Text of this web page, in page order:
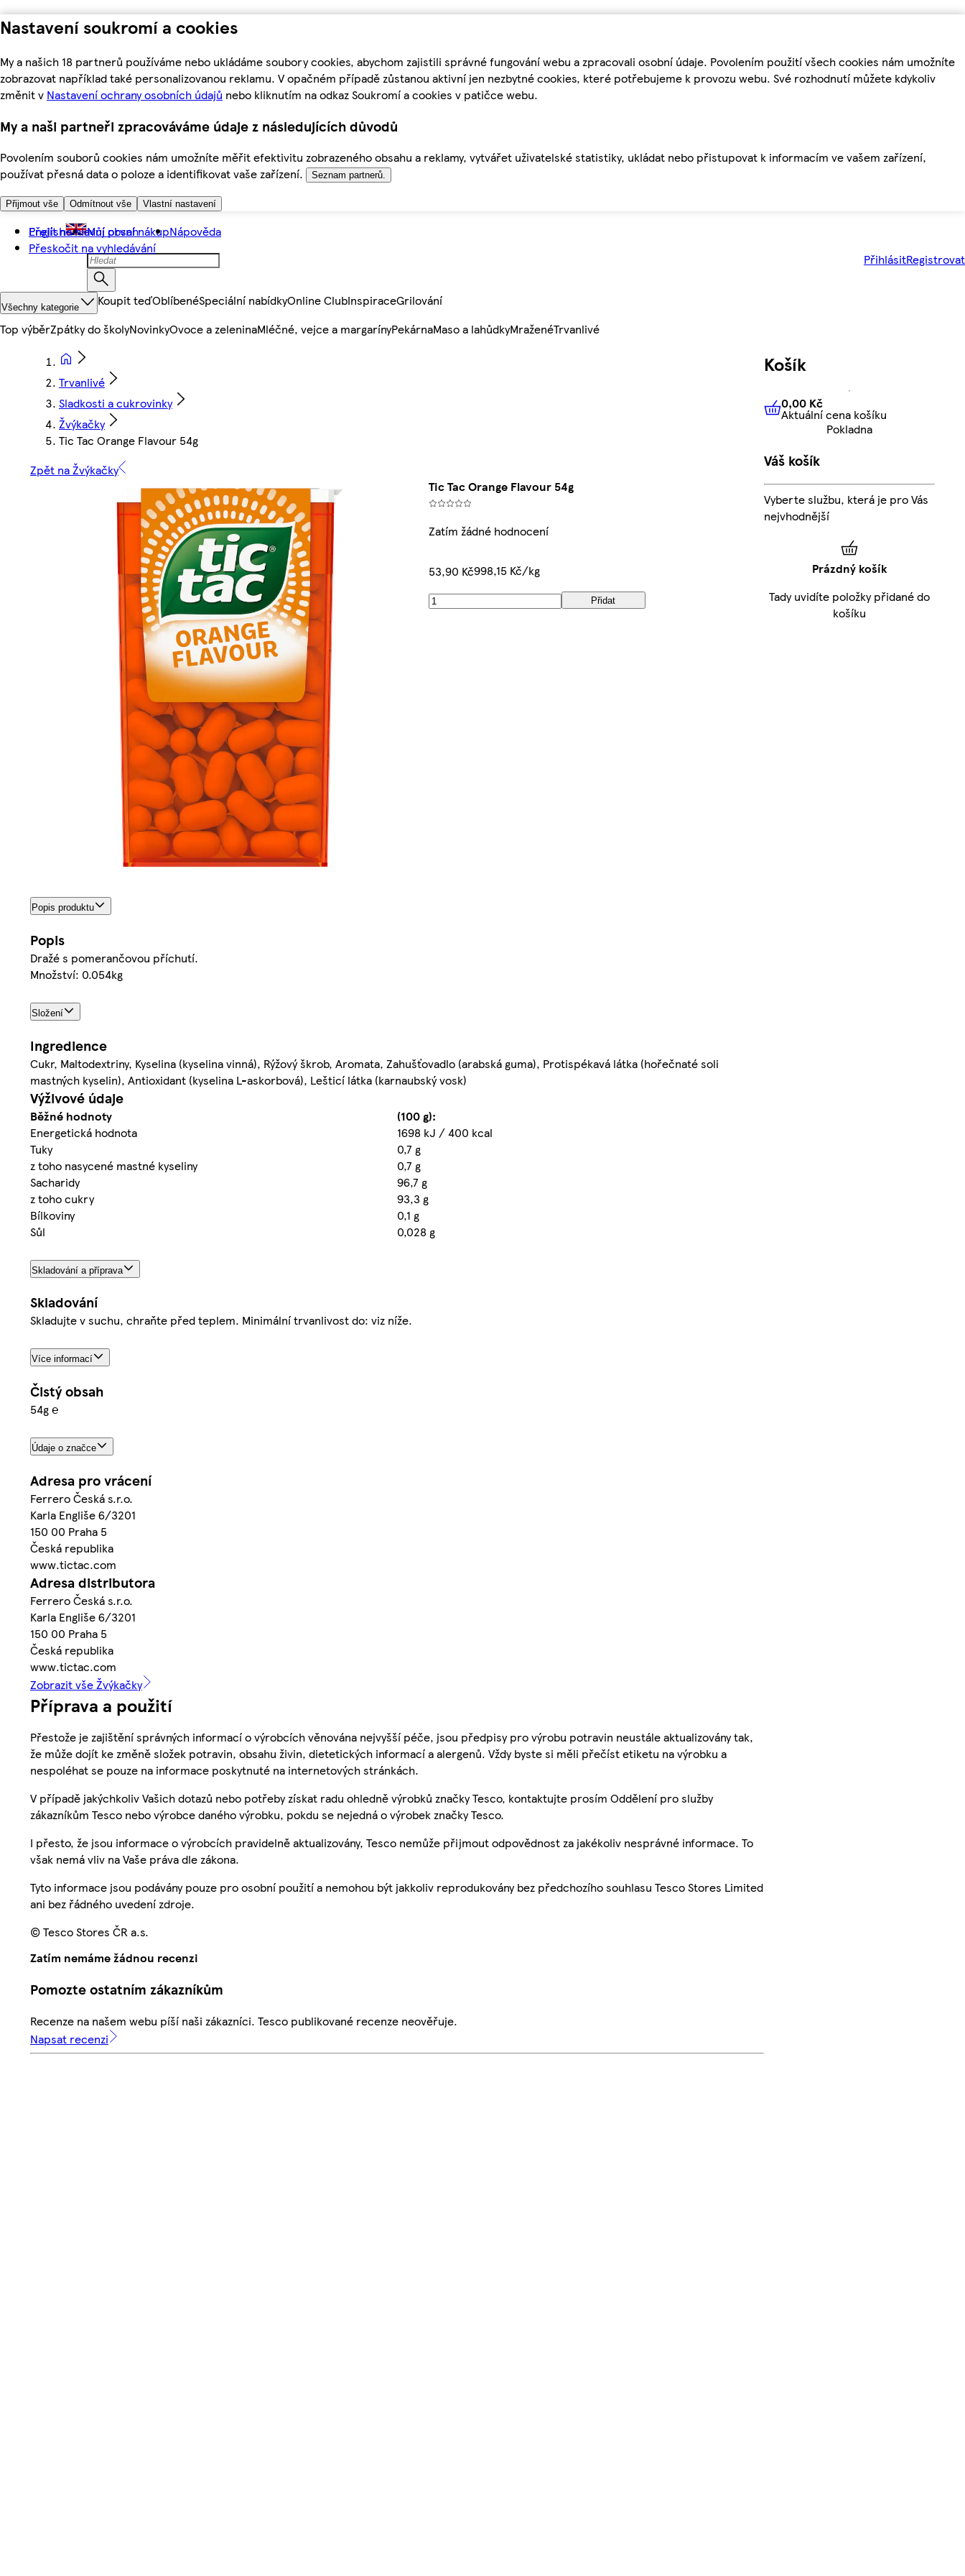
Nastavení soukromí a cookies
My a našich 18 partnerů používáme nebo ukládáme soubory cookies, abychom zajistili správné fungování webu a zpracovali osobní údaje. Povolením použití všech cookies nám umožníte
zobrazovat například také personalizovanou reklamu. V opačném případě zůstanou aktivní jen nezbytné cookies, které potřebujeme k provozu webu. Své rozhodnutí můžete kdykoliv
změnit v Nastavení ochrany osobních údajů nebo kliknutím na odkaz Soukromí a cookies v patičce webu.
My a naši partneři zpracováváme údaje z následujících důvodů
Povolením souborů cookies nám umožníte měřit efektivitu zobrazeného obsahu a reklamy, vytvářet uživatelské statistiky, ukládat nebo přistupovat k informacím ve vašem zařízení,
používat přesná data o poloze a identifikovat vaše zařízení.
Seznam partnerů.
Přijmout vše Odmítnout vše Vlastní nastavení
Přejít na hlavní obsah
Přeskočit na vyhledávání
English Můj první nákupNápověda
PřihlásitRegistrovat
Všechny kategorie Koupit teďOblíbenéSpeciální nabídkyOnline ClubInspiraceGrilování
Top výběrZpátky do školyNovinkyOvoce a zeleninaMléčné, vejce a margarínyPekárnaMaso a lahůdkyMraženéTrvanlivé
Trvanlivé
Sladkosti a cukrovinky
Žvýkačky
Tic Tac Orange Flavour 54g
Zpět na Žvýkačky
Tic Tac Orange Flavour 54g
Zatím žádné hodnocení
53,90 Kč998,15 Kč/kg
Přidat
Popis produktu
Popis
Dražé s pomerančovou příchutí.
Množství: 0.054kg
Složení
Ingredience
Cukr, Maltodextriny, Kyselina (kyselina vinná), Rýžový škrob, Aromata, Zahušťovadlo (arabská guma), Protispékavá látka (hořečnaté soli
mastných kyselin), Antioxidant (kyselina L-askorbová), Lešticí látka (karnaubský vosk)
Výživové údaje
Běžné hodnoty
(100 g):
Energetická hodnota
1698 kJ / 400 kcal
Tuky
0,7 g
z toho nasycené mastné kyseliny
0,7 g
Sacharidy
96,7 g
z toho cukry
93,3 g
Bílkoviny
0,1 g
Sůl
0,028 g
Skladování a příprava
Skladování
Skladujte v suchu, chraňte před teplem. Minimální trvanlivost do: viz níže.
Více informací
Čistý obsah
54g ℮
Údaje o značce
Adresa pro vrácení
Ferrero Česká s.r.o.
Karla Engliše 6/3201
150 00 Praha 5
Česká republika
www.tictac.com
Adresa distributora
Ferrero Česká s.r.o.
Karla Engliše 6/3201
150 00 Praha 5
Česká republika
www.tictac.com
Zobrazit vše Žvýkačky
Příprava a použití
Přestože je zajištění správných informací o výrobcích věnována nejvyšší péče, jsou předpisy pro výrobu potravin neustále aktualizovány tak,
že může dojít ke změně složek potravin, obsahu živin, dietetických informací a alergenů. Vždy byste si měli přečíst etiketu na výrobku a
nespoléhat se pouze na informace poskytnuté na internetových stránkách.
V případě jakýchkoliv Vašich dotazů nebo potřeby získat radu ohledně výrobků značky Tesco, kontaktujte prosím Oddělení pro služby
zákazníkům Tesco nebo výrobce daného výrobku, pokdu se nejedná o výrobek značky Tesco.
I přesto, že jsou informace o výrobcích pravidelně aktualizovány, Tesco nemůže přijmout odpovědnost za jakékoliv nesprávné informace. To
však nemá vliv na Vaše práva dle zákona.
Tyto informace jsou podávány pouze pro osobní použití a nemohou být jakkoliv reprodukovány bez předchozího souhlasu Tesco Stores Limited
ani bez řádného uvedení zdroje.
© Tesco Stores ČR a.s.
Zatím nemáme žádnou recenzi
Pomozte ostatním zákazníkům
Recenze na našem webu píší naši zákazníci. Tesco publikované recenze neověřuje.
Napsat recenzi
Košík
0,00 KčAktuální cena košíku
0,00 Kč
Aktuální cena košíku
Pokladna
Váš košík
Vyberte službu, která je pro Vás
nejvhodnější
Prázdný košík
Tady uvidíte položky přidané do
košíku